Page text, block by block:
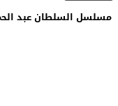
مسلسل السلطان عبد